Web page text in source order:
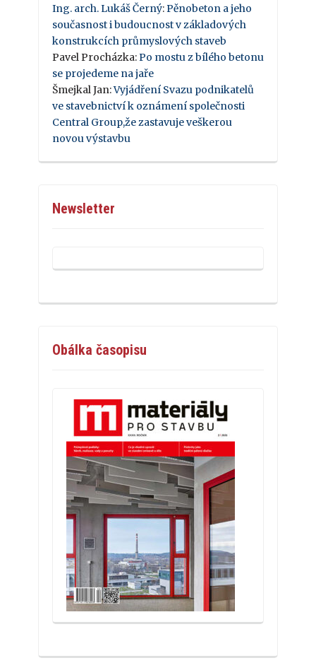
Ing. arch. Lukáš Černý:Pěnobeton a jeho
současnost i budoucnost v základových
konstrukcích průmyslových staveb
Pavel Procházka:Po mostu z bílého betonu
se projedeme na jaře
Šmejkal Jan:Vyjádření Svazu podnikatelů
ve stavebnictví k oznámení společnosti
Central Group,že zastavuje veškerou
novou výstavbu
Newsletter
Obálka časopisu